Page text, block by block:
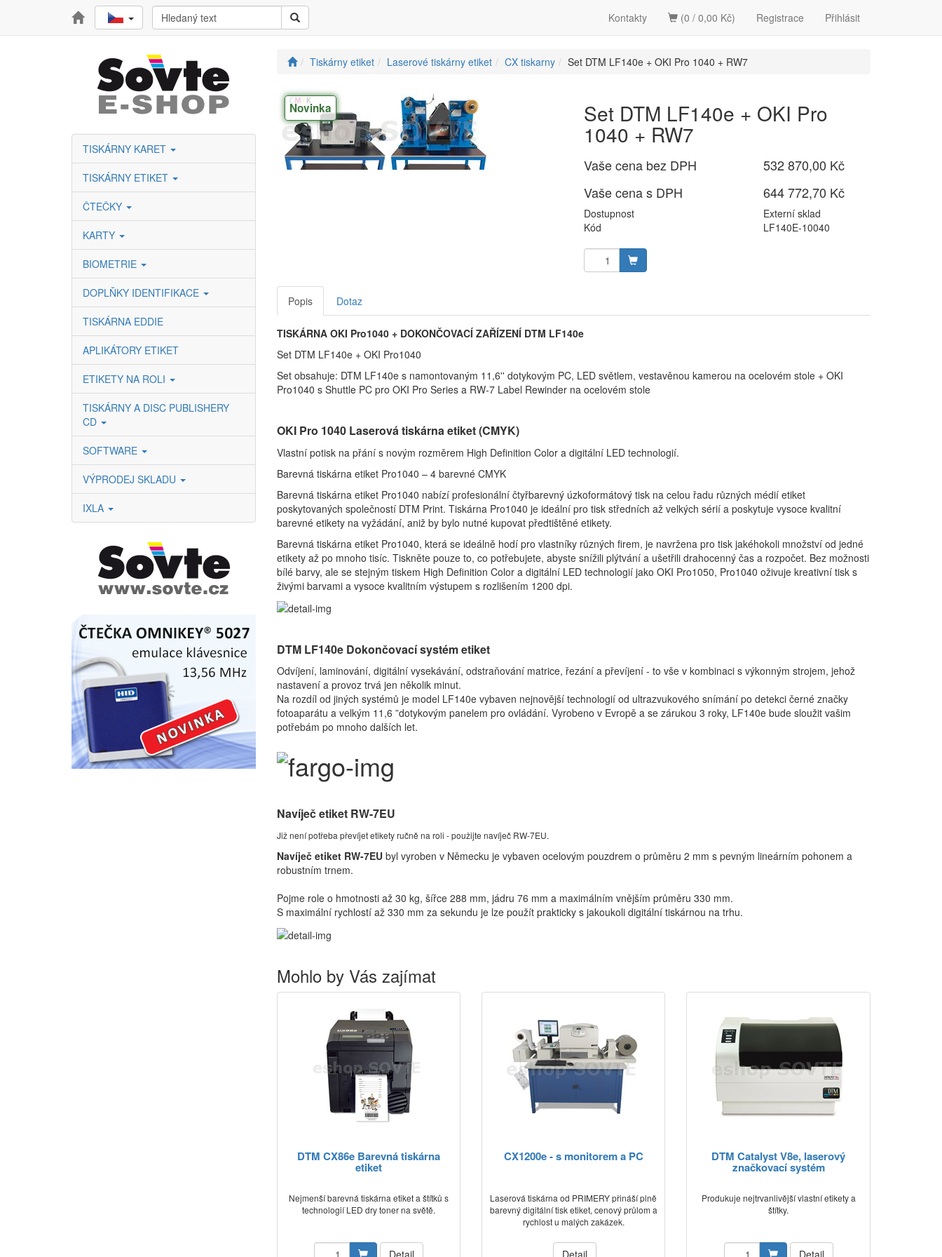
Registrace Přihlásit
Kontakty (0 / 0,00 Kč)
TISKÁRNY KARET
TISKÁRNY ETIKET
ČTEČKY
KARTY
BIOMETRIE
DOPLŇKY IDENTIFIKACE
TISKÁRNA EDDIE
APLIKÁTORY ETIKET
ETIKETY NA ROLI
TISKÁRNY A DISC PUBLISHERY
CD
SOFTWARE
VÝPRODEJ SKLADU
IXLA
Tiskárny etiket Laserové tiskárny etiket CX tiskarny Set DTM LF140e + OKI Pro 1040 + RW7
Novinka Set DTM LF140e + OKI Pro
1040 + RW7
Vaše cena bez DPH
532 870,00 Kč
Vaše cena s DPH
644 772,70 Kč
Dostupnost
Externí sklad
Kód
LF140E-10040
Popis Dotaz
TISKÁRNA OKI Pro1040 + DOKONČOVACÍ ZAŘÍZENÍ DTM LF140e
Set DTM LF140e + OKI Pro1040
Set obsahuje: DTM LF140e s namontovaným 11,6'' dotykovým PC, LED světlem, vestavěnou kamerou na ocelovém stole + OKI
Pro1040 s Shuttle PC pro OKI Pro Series a RW-7 Label Rewinder na ocelovém stole
OKI Pro 1040 Laserová tiskárna etiket (CMYK)
Vlastní potisk na přání s novým rozměrem High Definition Color a digitální LED technologií.
Barevná tiskárna etiket Pro1040 – 4 barevné CMYK
Barevná tiskárna etiket Pro1040 nabízí profesionální čtyřbarevný úzkoformátový tisk na celou řadu různých médií etiket
poskytovaných společností DTM Print. Tiskárna Pro1040 je ideální pro tisk středních až velkých sérií a poskytuje vysoce kvalitní
barevné etikety na vyžádání, aniž by bylo nutné kupovat předtištěné etikety.
Barevná tiskárna etiket Pro1040, která se ideálně hodí pro vlastníky různých firem, je navržena pro tisk jakéhokoli množství od jedné
etikety až po mnoho tisíc. Tiskněte pouze to, co potřebujete, abyste snížili plýtvání a ušetřili drahocenný čas a rozpočet. Bez možnosti
bílé barvy, ale se stejným tiskem High Definition Color a digitální LED technologií jako OKI Pro1050, Pro1040 oživuje kreativní tisk s
živými barvami a vysoce kvalitním výstupem s rozlišením 1200 dpi.
DTM LF140e Dokončovací systém etiket
Odvíjení, laminování, digitální vysekávání, odstraňování matrice, řezání a převíjení - to vše v kombinaci s výkonným strojem, jehož
nastavení a provoz trvá jen několik minut.
Na rozdíl od jiných systémů je model LF140e vybaven nejnovější technologií od ultrazvukového snímání po detekci černé značky
fotoaparátu a velkým 11,6 ”dotykovým panelem pro ovládání. Vyrobeno v Evropě a se zárukou 3 roky, LF140e bude sloužit vašim
potřebám po mnoho dalších let.
Navíječ etiket RW-7EU
Již není potřeba převíjet etikety ručně na roli - použijte navíječ RW-7EU.
Navíječ etiket RW-7EUbyl vyroben v Německu je vybaven ocelovým pouzdrem o průměru 2 mm s pevným lineárním pohonem a
robustním trnem.
Pojme role o hmotnosti až 30 kg, šířce 288 mm, jádru 76 mm a maximálním vnějším průměru 330 mm.
S maximální rychlostí až 330 mm za sekundu je lze použít prakticky s jakoukoli digitální tiskárnou na trhu.
Mohlo by Vás zajímat
DTM CX86e Barevná tiskárna
etiket
Nejmenší barevná tiskárna etiket a štítků s
technologií LED dry toner na světě.
Detail
CX1200e - s monitorem a PC
Laserová tiskárna od PRIMERY přináší plně
barevný digitální tisk etiket, cenový průlom a
rychlost u malých zakázek.
Detail
DTM Catalyst V8e, laserový
značkovací systém
Produkuje nejtrvanlivější vlastní etikety a
štítky.
Detail